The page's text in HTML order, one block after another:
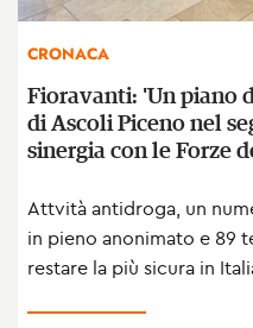
CRONACA
Fioravanti: 'Un piano
di Ascoli Piceno nel
sinergia con le Forze
Attvità antidroga, un
in pieno anonimato e 89
restare la più sicura in